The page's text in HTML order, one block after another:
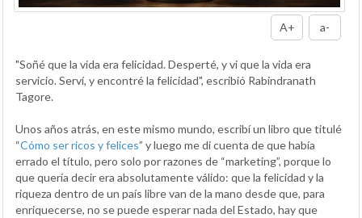
A+ a-
"Soñé que la vida era felicidad. Desperté, y vi que la vida era
servicio. Serví, y encontré la felicidad", escribió Rabindranath
Tagore.
Unos años atrás, en este mismo mundo, escribí un libro que titulé
“Cómo ser ricos y felices” y luego me di cuenta de que había
errado el título, pero solo por razones de “marketing”, porque lo
que quería decir era absolutamente válido: que la felicidad y la
riqueza dentro de un país libre van de la mano desde que, para
enriquecerse, no se puede esperar nada del Estado, hay que